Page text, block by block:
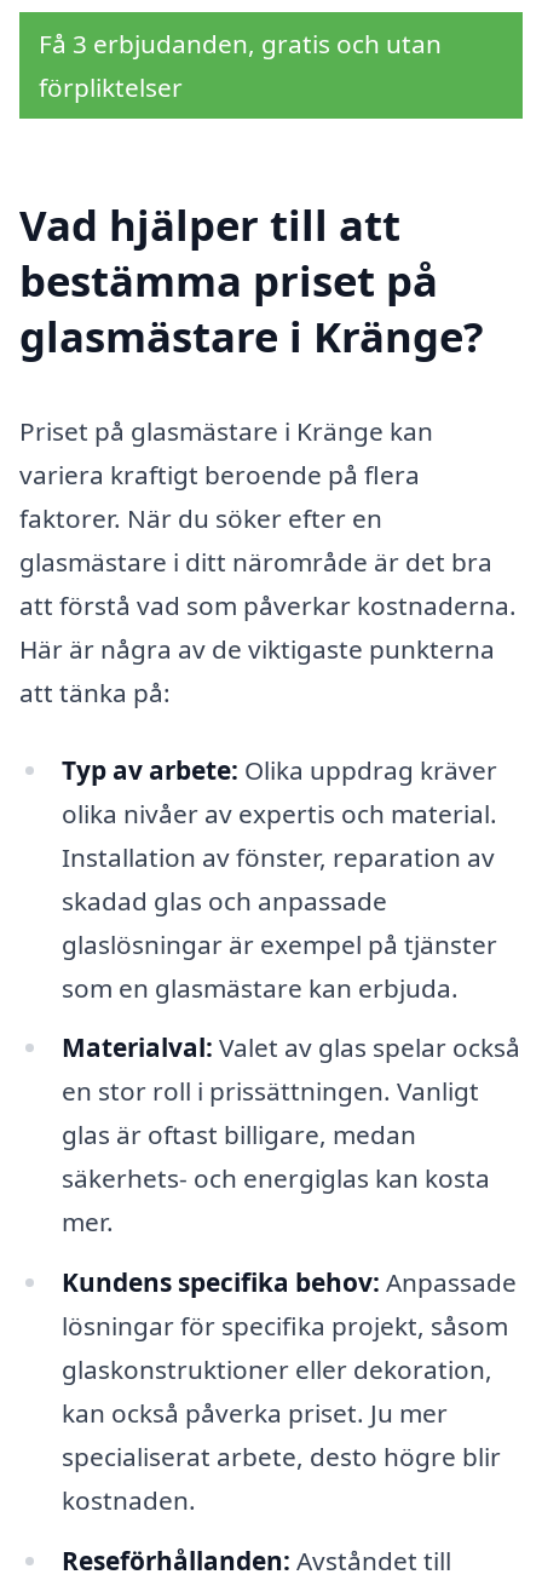
Få 3 erbjudanden, gratis och utan
förpliktelser
Vad hjälper till att
bestämma priset på
glasmästare i Kränge?
Priset på glasmästare i Kränge kan
variera kraftigt beroende på flera
faktorer. När du söker efter en
glasmästare i ditt närområde är det bra
att förstå vad som påverkar kostnaderna.
Här är några av de viktigaste punkterna
att tänka på:
Typ av arbete: Olika uppdrag kräver
olika nivåer av expertis och material.
Installation av fönster, reparation av
skadad glas och anpassade
glaslösningar är exempel på tjänster
som en glasmästare kan erbjuda.
Materialval: Valet av glas spelar också
en stor roll i prissättningen. Vanligt
glas är oftast billigare, medan
säkerhets- och energiglas kan kosta
mer.
Kundens specifika behov: Anpassade
lösningar för specifika projekt, såsom
glaskonstruktioner eller dekoration,
kan också påverka priset. Ju mer
specialiserat arbete, desto högre blir
kostnaden.
Reseförhållanden: Avståndet till